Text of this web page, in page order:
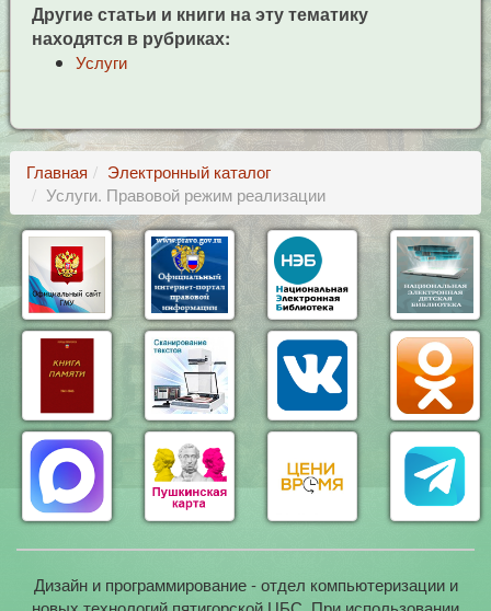
Другие статьи и книги на эту тематику
находятся в рубриках:
Услуги
Главная
Электронный каталог
Услуги. Правовой режим реализации
Дизайн и программирование - отдел компьютеризации и